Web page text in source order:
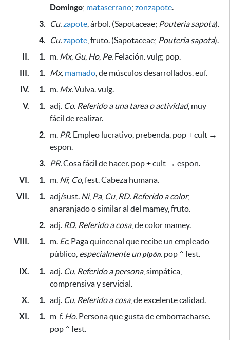
Domingo; mataserrano; zonzapote.
3.
Cu.zapote , árbol. (Sapotaceae; Pouteria sapota).
4.
Cu.zapote , fruto. (Sapotaceae; Pouteria sapota).
II.
1. m. Mx, Gu, Ho, Pe. Felación. vulg; pop.
III.
1. Mx. mamado , de músculos desarrollados. euf.
IV.
1. m. Mx.Vulva. vulg.
V.
1. adj. Co. Referido a una tarea o actividad, muy
fácil de realizar.
2. m. PR. Empleo lucrativo, prebenda. pop + cult →
espon.
3.
PR.Cosa fácil de hacer. pop + cult → espon.
VI.
1. m. Ni; Co, fest. Cabeza humana.
VII.
1. adj/sust. Ni, Pa, Cu, RD. Referido a color,
anaranjadoo similar al del mamey, fruto.
2. adj. RD. Referido a cosa, de color mamey.
VIII.
1. m. Ec. Paga quincenal que recibe un empleado
público, especialmente un pipón. pop ^ fest.
IX.
1. adj. Cu. Referido a persona, simpática,
comprensiva y servicial.
X.
1. adj. Cu. Referido a cosa, de excelente calidad.
XI.
1. m-f. Ho. Persona que gusta de emborracharse.
pop ^ fest.